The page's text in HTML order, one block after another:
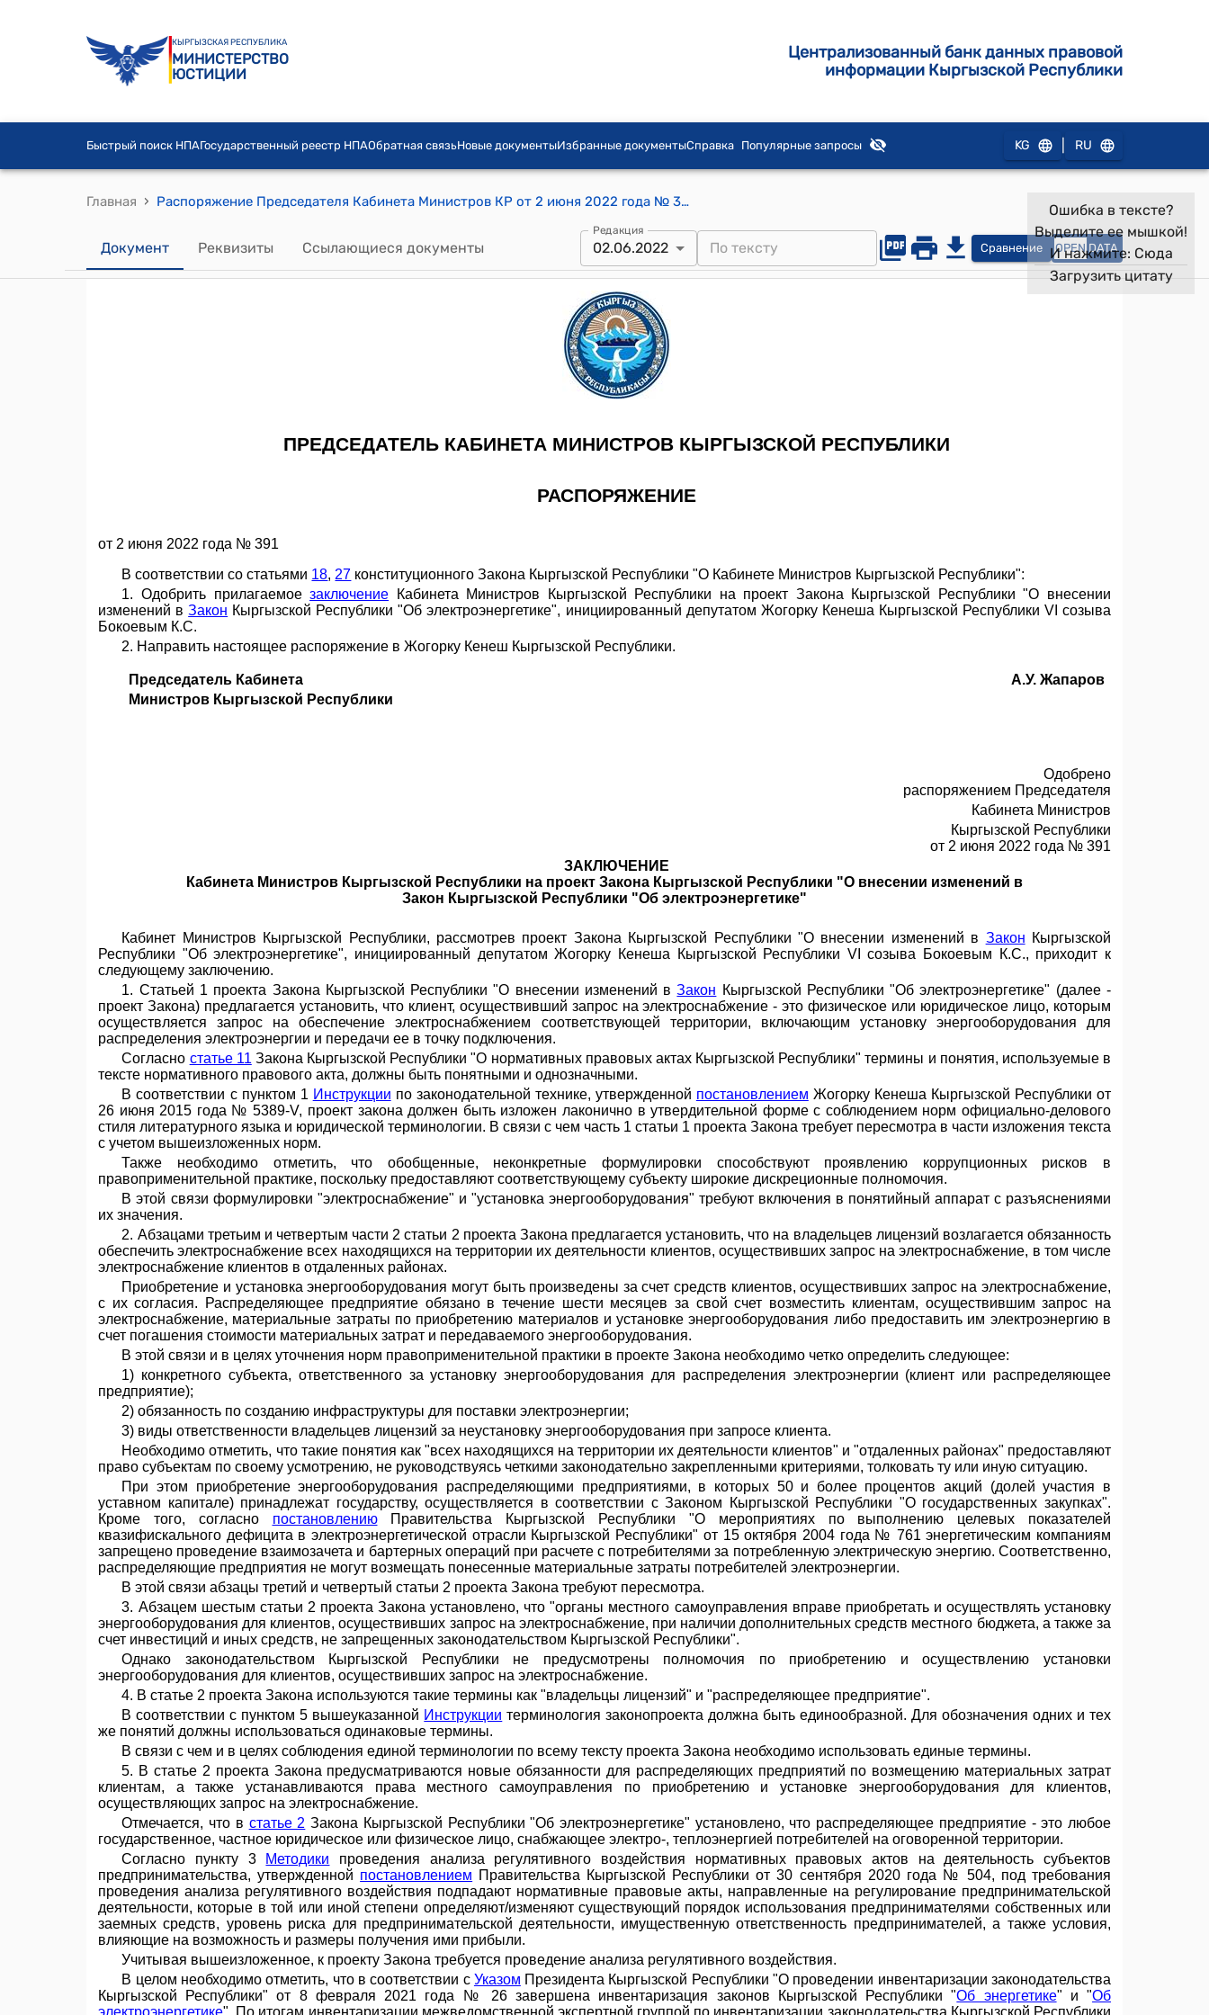
КЫРГЫЗСКАЯ РЕСПУБЛИКА
МИНИСТЕРСТВО
ЮСТИЦИИ
Централизованный банк данных правовой
информации Кыргызской Республики
Быстрый поиск НПАГосударственный реестр НПАОбратная связьНовые документыИзбранные документыСправка Популярные запросы KG RU
Главная › Распоряжение Председателя Кабинета Министров КР от 2 июня 2022 года № 391 (Об одобрении заключения Кабинета Министров Кыргызской Республики на проект Закона Кыргызской Республики "О внесении изменений в Закон Кыргызской Республики "Об электроэнергетике")
Документ Реквизиты Ссылающиеся документы
Редакция
02.06.2022 Сравнение OPEN DATA
Ошибка в тексте?
Выделите ее мышкой!
И нажмите: Сюда
Загрузить цитату